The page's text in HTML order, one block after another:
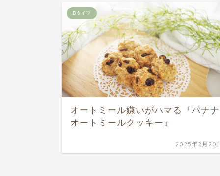
Bタイプ
オートミール嫌いがハマる『バナナ
オートミールクッキー』
2025年2月20